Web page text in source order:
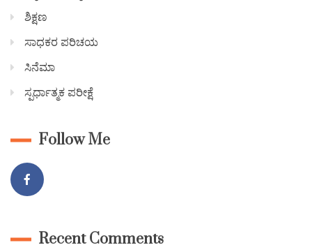
ಶಿಕ್ಷಣ
ಸಾಧಕರ ಪರಿಚಯ
ಸಿನೆಮಾ
ಸ್ಪರ್ಧಾತ್ಮಕ ಪರೀಕ್ಷೆ
Follow Me
Recent Comments